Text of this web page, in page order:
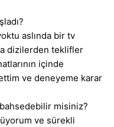
aslında bir tv
dizilerden teklifler
içinde
ve deneyeme karar
misiniz?
ve sürekli